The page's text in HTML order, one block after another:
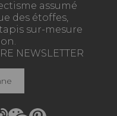
assumé
des étoffes,
sur-mesure
NEWSLETTER